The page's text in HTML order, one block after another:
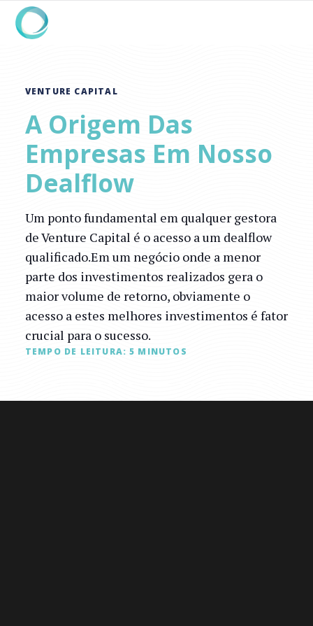
VENTURE CAPITAL
A Origem Das
Empresas Em Nosso
Dealflow
Um ponto fundamental em qualquer gestora
de Venture Capital é o acesso a um dealflow
qualificado.Em um negócio onde a menor
parte dos investimentos realizados gera o
maior volume de retorno, obviamente o
acesso a estes melhores investimentos é fator
crucial para o sucesso.
TEMPO DE LEITURA: 5 MINUTOS